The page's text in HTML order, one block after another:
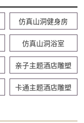
仿真山洞健身房
仿真山洞浴室
亲子主题酒店雕塑
卡通主题酒店雕塑